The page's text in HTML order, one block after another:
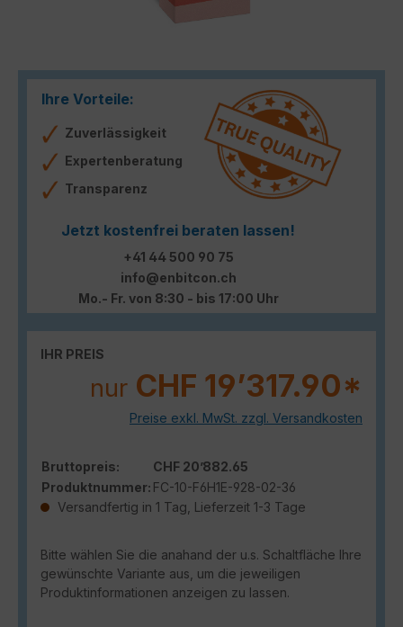
Ihre Vorteile:
Zuverlässigkeit
Expertenberatung
Transparenz
Jetzt kostenfrei beraten lassen!
+41 44 500 90 75
info@enbitcon.ch
Mo.- Fr. von 8:30 - bis 17:00 Uhr
IHR PREIS
nur CHF 19’317.90*
Preise exkl. MwSt. zzgl. Versandkosten
Bruttopreis:
CHF 20’882.65
Produktnummer: FC-10-F6H1E-928-02-36
Versandfertig in 1 Tag, Lieferzeit 1-3 Tage
Bitte wählen Sie die anahand der u.s. Schaltfläche Ihre
gewünschte Variante aus, um die jeweiligen
Produktinformationen anzeigen zu lassen.